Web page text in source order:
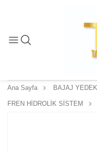
Ana Sayfa BAJAJ
FREN HİDROLİK SİSTEM